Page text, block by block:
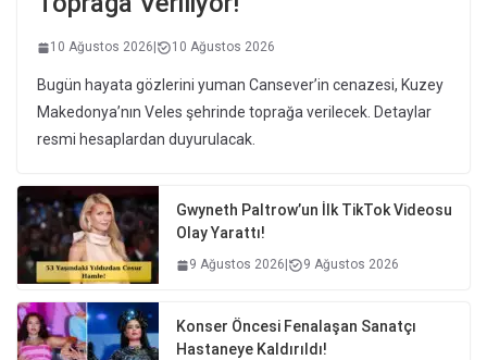
10 Ağustos 2026 10 Ağustos 2026
Bugün hayata gözlerini yuman Cansever’in cenazesi, Kuzey
Makedonya’nın Veles şehrinde toprağa verilecek. Detaylar
resmi hesaplardan duyurulacak.
Gwyneth Paltrow’un İlk TikTok Videosu
Olay Yarattı!
9 Ağustos 2026 9 Ağustos 2026
Konser Öncesi Fenalaşan Sanatçı
Hastaneye Kaldırıldı!